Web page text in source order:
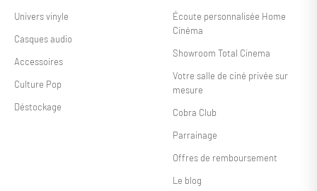
Univers vinyle
Casques audio
Accessoires
Culture Pop
Déstockage
Écoute personnalisée Home
Cinéma
Showroom Total Cinema
Votre salle de ciné privée sur
mesure
Cobra Club
Parrainage
Offres de remboursement
Le blog